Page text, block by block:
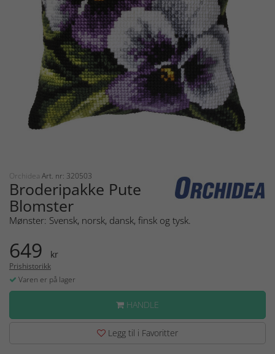
Orchidea Art. nr: 320503
Broderipakke Pute
Blomster
Mønster: Svensk, norsk, dansk, finsk og tysk.
649 kr
Prishistorikk
Varen er på lager
HANDLE
Legg til i Favoritter